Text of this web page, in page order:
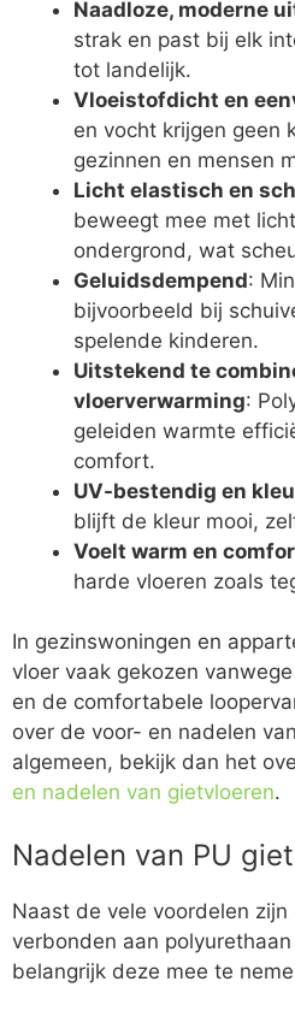
Naadloze, moderne
strak en past bij elk
tot landelijk.
Vloeistofdicht en
en vocht krijgen geen
gezinnen en mensen
Licht elastisch en
beweegt mee met
ondergrond, wat
Geluidsdempend:
bijvoorbeeld bij
spelende kinderen.
Uitstekend te
vloerverwarming:
geleiden warmte
comfort.
UV-bestendig en
blijft de kleur mooi,
Voelt warm en
harde vloeren zoals
In gezinswoningen en
vloer vaak gekozen
en de comfortabele
over de voor- en nadelen
algemeen, bekijk dan het
en nadelen van gietvloeren.
Nadelen van PU
Naast de vele voordelen
verbonden aan
belangrijk deze mee te